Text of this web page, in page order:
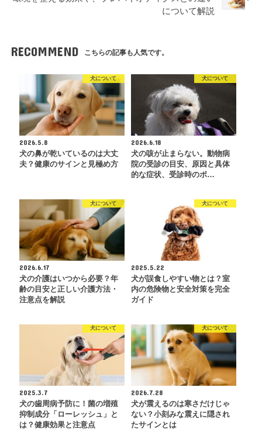
について解説
RECOMMEND こちらの記事も人気です。
犬について
2026.5.8
犬の鼻が乾いているのは大丈
夫？健康のサインと見極め方
犬について
2026.6.18
犬の咳が止まらない。動物病
院の受診の目安、原因と具体
的な症状、受診時のポ…
犬について
2026.6.17
犬の介護はいつから必要？年
齢の目安と正しい介護方法・
注意点を解説
犬について
2025.5.22
犬が誤食しやすい物とは？室
内の危険物と安全対策を完全
ガイド
犬について
2025.3.7
犬の歯周病予防に！菌の増殖
抑制成分「ローレッシュ」と
は？健康効果と注意点
犬について
2026.7.28
犬が震えるのは寒さだけじゃ
ない？小刻みな震えに隠され
たサインとは